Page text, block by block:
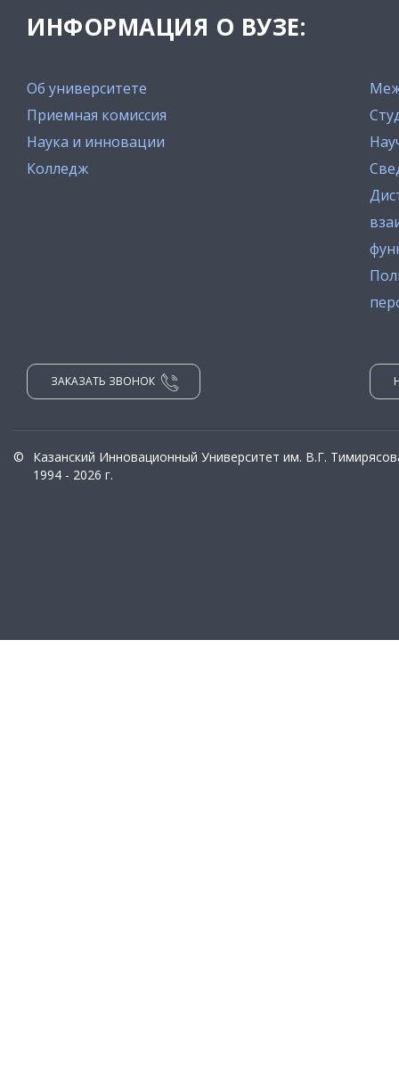
ИНФОРМАЦИЯ О ВУЗЕ:
Об университете
Приемная комиссия
Наука и инновации
Колледж
ЗАКАЗАТЬ ЗВОНОК
©
Казанский Инновационный Университет им. В.Г.
1994 - 2026 г.